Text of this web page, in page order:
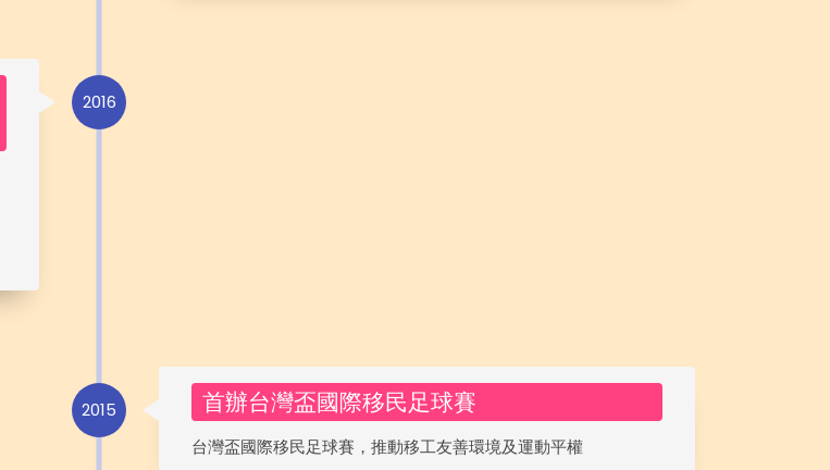
2016
2015 首辦台灣盃國際移民足球賽
台灣盃國際移民足球賽，推動移工友善環境及運動平權